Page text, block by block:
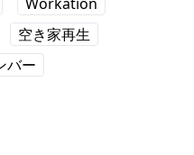
空き家再生
バー